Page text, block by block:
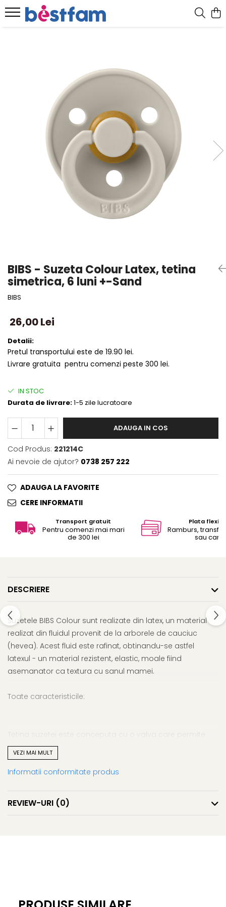
BIBS - Suzeta Colour Latex, tetina
simetrica, 6 luni +-Sand
BIBS
26,00 Lei
Detalii:
Pretul transportului este de 19.90 lei.
Livrare gratuita pentru comenzi peste 300 lei.
IN STOC
Durata de livrare:1-5 zile lucratoare
ADAUGA IN COS
Cod Produs: 221214C
Ai nevoie de ajutor? 0738 257 222
ADAUGA LA FAVORITE
CERE INFORMATII
Transport gratuit
Pentru comenzi mai mari
de 300 lei
Plata
Ramburs,
sau card
DESCRIERE
Suzetele BIBS Colour sunt realizate din latex, un material
realizat din fluidul provenit de la arborele de cauciuc
(hevea). Acest fluid este rafinat, obtinandu-se astfel
latexul - un material rezistent, elastic, moale fiind
asemanator ca textura cu sanul mamei.
Toate caracteristicile:
Tetina suzetei este conceputa cu o valva care permite
aerului sa iasa atunci cand bebelusul inchide gurita si
preia forma naturala a cavitatii bucale a bebelusului.
Tetina este realizata din Latex 100% natural.
Discul este realizat din 100% PP sigur si testat, conceput cu
VEZI MAI MULT
Informatii conformitate produs
REVIEW-URI (0)